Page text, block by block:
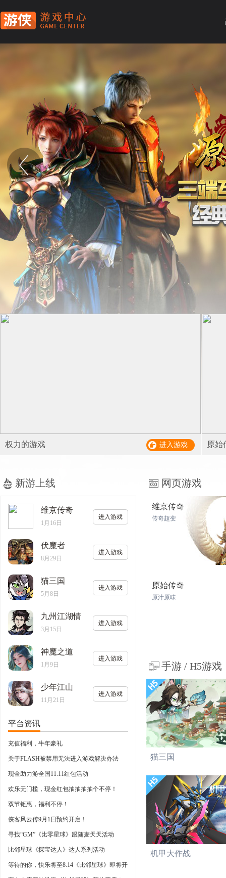
权力的游戏 进入游戏 原始
新游上线
维京传奇
1月16日
进入游戏
伏魔者
8月29日
进入游戏
猫三国
5月8日
进入游戏
九州江湖情
3月15日
进入游戏
神魔之道
1月9日
进入游戏
少年江山
11月21日
进入游戏
平台资讯
充值福利，牛年豪礼
关于FLASH被禁用无法进入游戏解决办法
现金助力游全国11.11红包活动
欢乐无门槛，现金红包抽抽抽抽个不停！
双节钜惠，福利不停！
侠客风云传9月1日预约开启！
寻找“GM”《比零星球》跟随麦天天活动
比邻星球《探宝达人》达人系列活动
等待的你，快乐将至8.14《比邻星球》即将开
网页游戏
维京传奇
传奇超变
原始传奇
原汁原味
手游 / H5游戏
猫三国
机甲大作战